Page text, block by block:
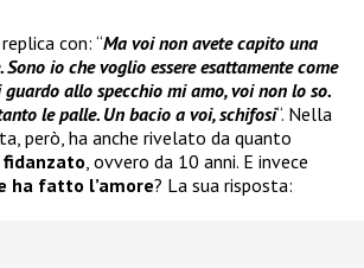
con: “Ma voi non avete capito una
io che voglio essere esattamente come
allo specchio mi amo, voi non lo so.
le palle. Un bacio a voi, schifosi“. Nella
però, ha anche rivelato da quanto
fidanzato , ovvero da 10 anni. E invece
ha fatto l’amore? La sua risposta: